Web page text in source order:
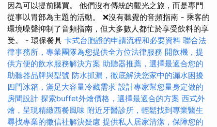
因為可以提前購買。 他們沒有傳統的觀光之旅，而是專門
從事以胃部為主題的活動。 ❌沒有聽覺的音頻指南 - 乘客的
環境噪聲抑制了音頻指南，但大多數人都忙於享受飲料的享
受。 - 環保餐具 卡式台胞證的申請流程和必要資料 聯合法
律事務所，專業團隊為您提供全方位法律服務 開飲機，提
供方便的飲水服務解決方案 助聽器推薦，選擇最適合您的
助聽器品牌與型號 防水抓漏，徹底解決您家中的漏水困擾
四門冰箱，滿足大容量冷藏需求 設計專家幫您量身定做的
房間設計 探索buffet外燴價格，選擇最適合的方案 西式外
燴，呈現精緻西餐風味 附近牙醫診所，輕鬆找到專業醫生
尋找專業的徵信社解決疑慮 提供私人居家清潔，保障您的